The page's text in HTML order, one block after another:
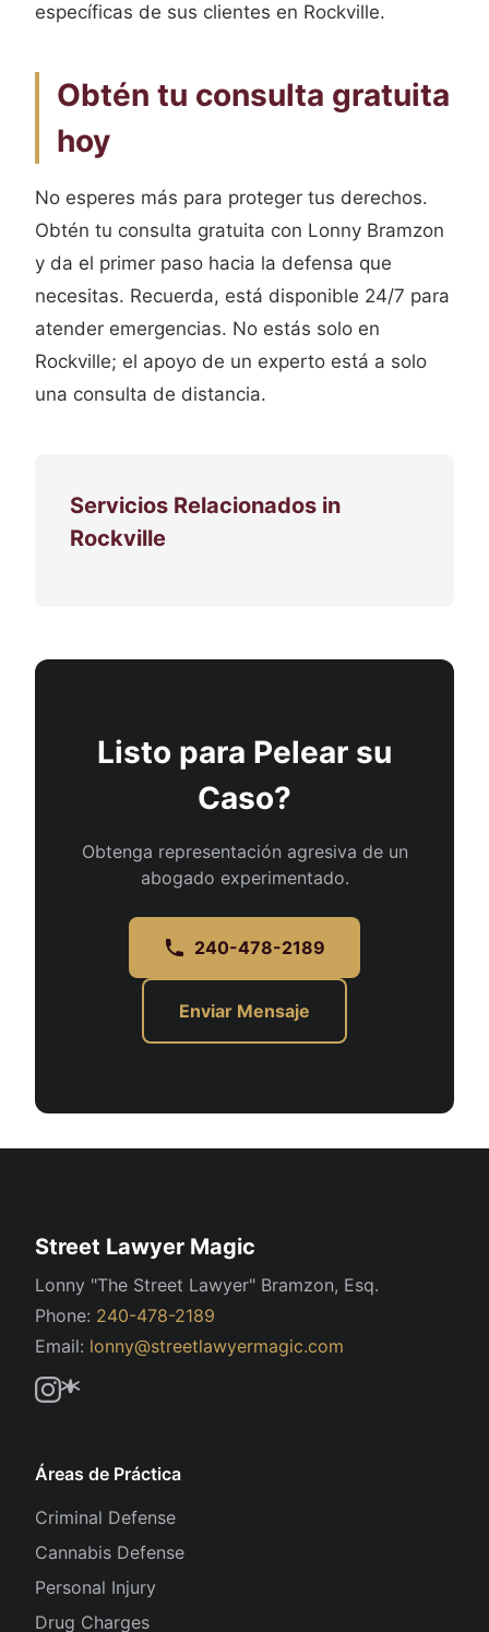
específicas de sus clientes en Rockville.
Obtén tu consulta gratuita
hoy
No esperes más para proteger tus derechos.
Obtén tu consulta gratuita con Lonny Bramzon
y da el primer paso hacia la defensa que
necesitas. Recuerda, está disponible 24/7 para
atender emergencias. No estás solo en
Rockville; el apoyo de un experto está a solo
una consulta de distancia.
Servicios Relacionados in
Rockville
Listo para Pelear su
Caso?
Obtenga representación agresiva de un
abogado experimentado.
240-478-2189
Enviar Mensaje
Street Lawyer Magic
Lonny "The Street Lawyer" Bramzon, Esq.
Phone: 240-478-2189
Email: lonny@streetlawyermagic.com
Áreas de Práctica
Criminal Defense
Cannabis Defense
Personal Injury
Drug Charges